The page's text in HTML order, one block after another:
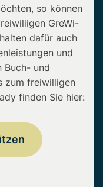
so können
GreWi-
dafür auch
und
Buch- und
zum freiwilligen
finden Sie hier: